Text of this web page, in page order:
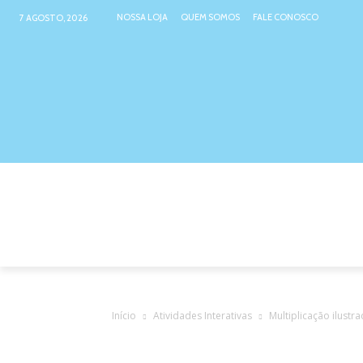
7 AGOSTO, 2026 NOSSA LOJA QUEM SOMOS FALE CONOSCO
Início Atividades Interativas Multiplicação